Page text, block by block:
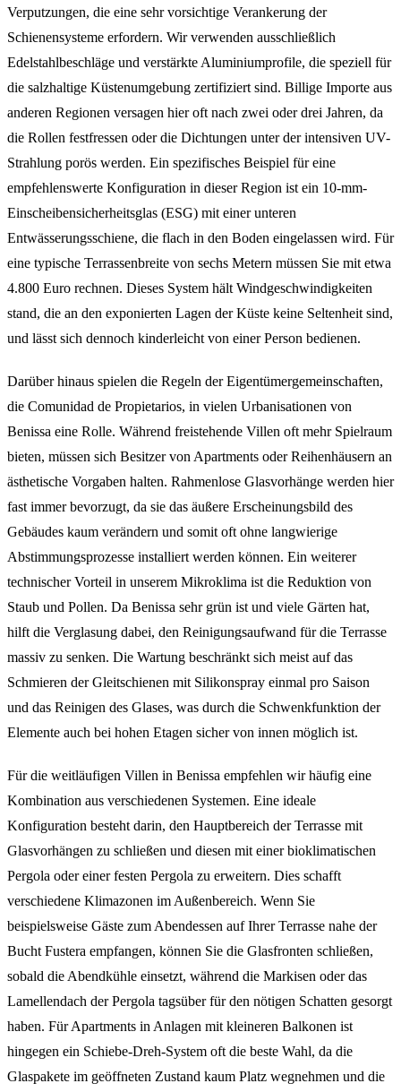
Verputzungen, die eine sehr vorsichtige Verankerung der
Schienensysteme erfordern. Wir verwenden ausschließlich
Edelstahlbeschläge und verstärkte Aluminiumprofile, die speziell für
die salzhaltige Küstenumgebung zertifiziert sind. Billige Importe aus
anderen Regionen versagen hier oft nach zwei oder drei Jahren, da
die Rollen festfressen oder die Dichtungen unter der intensiven UV-
Strahlung porös werden. Ein spezifisches Beispiel für eine
empfehlenswerte Konfiguration in dieser Region ist ein 10-mm-
Einscheibensicherheitsglas (ESG) mit einer unteren
Entwässerungsschiene, die flach in den Boden eingelassen wird. Für
eine typische Terrassenbreite von sechs Metern müssen Sie mit etwa
4.800 Euro rechnen. Dieses System hält Windgeschwindigkeiten
stand, die an den exponierten Lagen der Küste keine Seltenheit sind,
und lässt sich dennoch kinderleicht von einer Person bedienen.
Darüber hinaus spielen die Regeln der Eigentümergemeinschaften,
die Comunidad de Propietarios, in vielen Urbanisationen von
Benissa eine Rolle. Während freistehende Villen oft mehr Spielraum
bieten, müssen sich Besitzer von Apartments oder Reihenhäusern an
ästhetische Vorgaben halten. Rahmenlose Glasvorhänge werden hier
fast immer bevorzugt, da sie das äußere Erscheinungsbild des
Gebäudes kaum verändern und somit oft ohne langwierige
Abstimmungsprozesse installiert werden können. Ein weiterer
technischer Vorteil in unserem Mikroklima ist die Reduktion von
Staub und Pollen. Da Benissa sehr grün ist und viele Gärten hat,
hilft die Verglasung dabei, den Reinigungsaufwand für die Terrasse
massiv zu senken. Die Wartung beschränkt sich meist auf das
Schmieren der Gleitschienen mit Silikonspray einmal pro Saison
und das Reinigen des Glases, was durch die Schwenkfunktion der
Elemente auch bei hohen Etagen sicher von innen möglich ist.
Für die weitläufigen Villen in Benissa empfehlen wir häufig eine
Kombination aus verschiedenen Systemen. Eine ideale
Konfiguration besteht darin, den Hauptbereich der Terrasse mit
Glasvorhängen zu schließen und diesen mit einer bioklimatischen
Pergola oder einer festen Pergola zu erweitern. Dies schafft
verschiedene Klimazonen im Außenbereich. Wenn Sie
beispielsweise Gäste zum Abendessen auf Ihrer Terrasse nahe der
Bucht Fustera empfangen, können Sie die Glasfronten schließen,
sobald die Abendkühle einsetzt, während die Markisen oder das
Lamellendach der Pergola tagsüber für den nötigen Schatten gesorgt
haben. Für Apartments in Anlagen mit kleineren Balkonen ist
hingegen ein Schiebe-Dreh-System oft die beste Wahl, da die
Glaspakete im geöffneten Zustand kaum Platz wegnehmen und die